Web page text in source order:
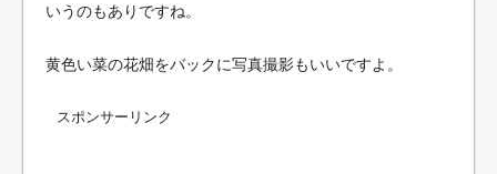
いうのもありですね。
黄色い菜の花畑をバックに写真撮影もいいですよ。
スポンサーリンク